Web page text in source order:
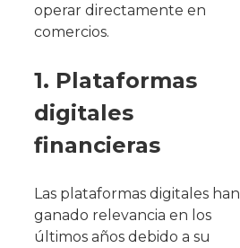
operar directamente en
comercios.
1. Plataformas
digitales
financieras
Las plataformas digitales han
ganado relevancia en los
últimos años debido a su